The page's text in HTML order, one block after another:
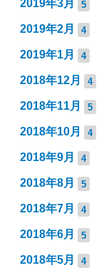
2019年3月 5
2019年2月 4
2019年1月 4
2018年12月 4
2018年11月 5
2018年10月 4
2018年9月 4
2018年8月 5
2018年7月 4
2018年6月 5
2018年5月 4